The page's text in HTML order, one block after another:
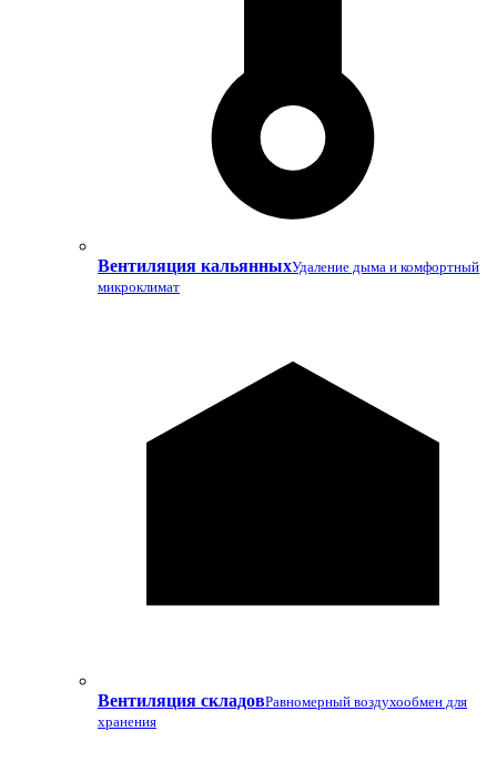
Вентиляция кальянныхУдаление дыма и комфортный
микроклимат
Вентиляция складовРавномерный воздухообмен для
хранения